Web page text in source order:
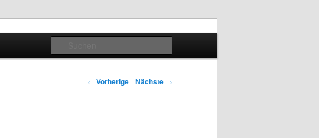
Artikelnavigation
← Vorherige Nächste →